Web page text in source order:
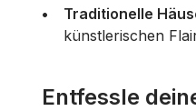
Traditionelle
künstlerischen
Entfessle